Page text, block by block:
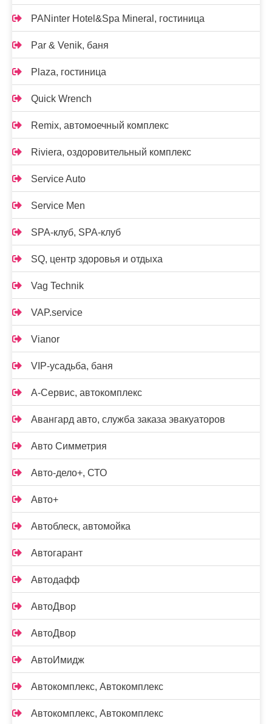
PANinter Hotel&Spa Mineral, гостиница
Par & Venik, баня
Plaza, гостиница
Quick Wrench
Remix, автомоечный комплекс
Riviera, оздоровительный комплекс
Service Auto
Service Men
SPA-клуб, SPA-клуб
SQ, центр здоровья и отдыха
Vag Technik
VAP.service
Vianor
VIP-усадьба, баня
А-Сервис, автокомплекс
Авангард авто, служба заказа эвакуаторов
Авто Симметрия
Авто-дело+, СТО
Авто+
Автоблеск, автомойка
Автогарант
Автодафф
АвтоДвор
АвтоДвор
АвтоИмидж
Автокомплекс, Автокомплекс
Автокомплекс, Автокомплекс